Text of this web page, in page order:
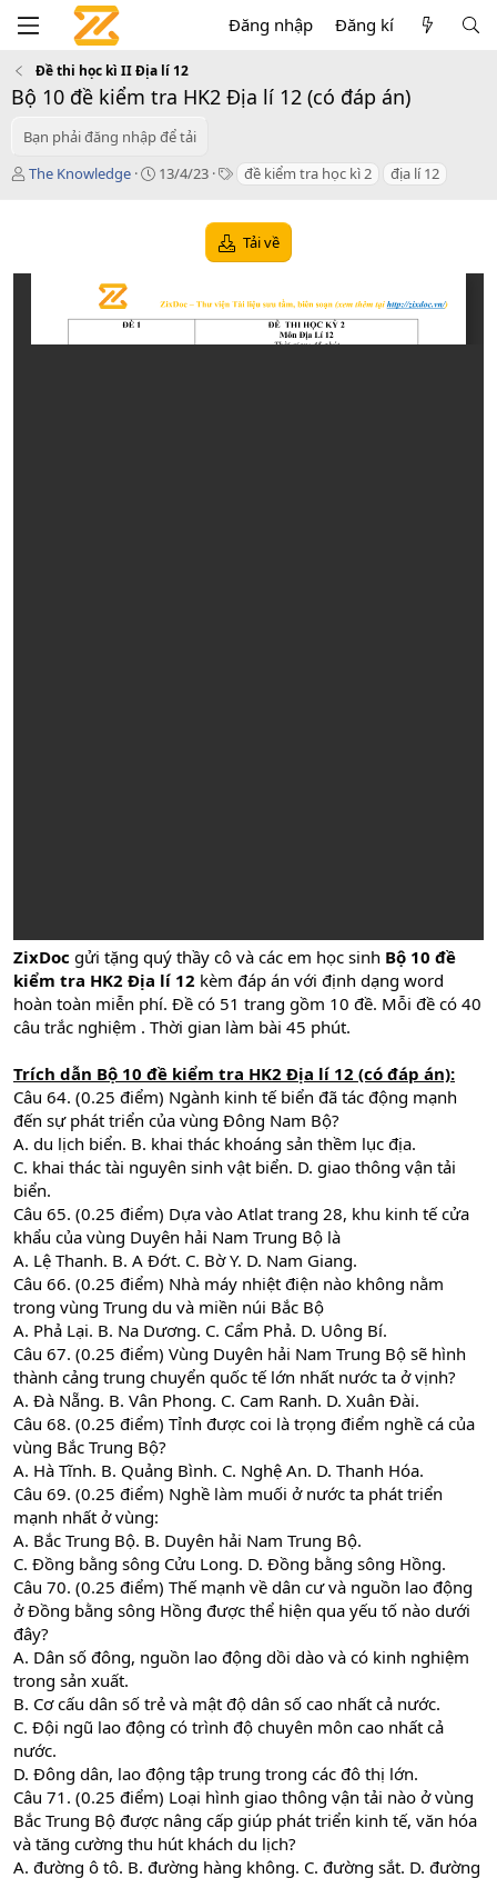
Đăng nhập Đăng kí
Đề thi học kì II Địa lí 12
Bộ 10 đề kiểm tra HK2 Địa lí 12 (có đáp án)
Bạn phải đăng nhập để tải
T
ả
The Knowledge
C
n
13/4/23
T đề kiểm tra học kì 2 địa lí 12
Tải về
ZixDoc gửi tặng quý thầy cô và các em học sinh Bộ 10 đề
kiểm tra HK2 Địa lí 12 kèm đáp án với định dạng word
hoàn toàn miễn phí. Đề có 51 trang gồm 10 đề. Mỗi đề có 40
câu trắc nghiệm . Thời gian làm bài 45 phút.
Trích dẫn Bộ 10 đề kiểm tra HK2 Địa lí 12 (có đáp án):
Câu 64. (0.25 điểm) Ngành kinh tế biển đã tác động mạnh
đến sự phát triển của vùng Đông Nam Bộ?
A. du lịch biển. B. khai thác khoáng sản thềm lục địa.
C. khai thác tài nguyên sinh vật biển. D. giao thông vận tải
biển.
Câu 65. (0.25 điểm) Dựa vào Atlat trang 28, khu kinh tế cửa
khẩu của vùng Duyên hải Nam Trung Bộ là
A. Lệ Thanh. B. A Đớt. C. Bờ Y. D. Nam Giang.
Câu 66. (0.25 điểm) Nhà máy nhiệt điện nào không nằm
trong vùng Trung du và miền núi Bắc Bộ
A. Phả Lại. B. Na Dương. C. Cẩm Phả. D. Uông Bí.
Câu 67. (0.25 điểm) Vùng Duyên hải Nam Trung Bộ sẽ hình
thành cảng trung chuyển quốc tế lớn nhất nước ta ở vịnh?
A. Đà Nẵng. B. Vân Phong. C. Cam Ranh. D. Xuân Đài.
Câu 68. (0.25 điểm) Tỉnh được coi là trọng điểm nghề cá của
vùng Bắc Trung Bộ?
A. Hà Tĩnh. B. Quảng Bình. C. Nghệ An. D. Thanh Hóa.
Câu 69. (0.25 điểm) Nghề làm muối ở nước ta phát triển
mạnh nhất ở vùng:
A. Bắc Trung Bộ. B. Duyên hải Nam Trung Bộ.
C. Đồng bằng sông Cửu Long. D. Đồng bằng sông Hồng.
Câu 70. (0.25 điểm) Thế mạnh về dân cư và nguồn lao động
ở Đồng bằng sông Hồng được thể hiện qua yếu tố nào dưới
đây?
A. Dân số đông, nguồn lao động dồi dào và có kinh nghiệm
trong sản xuất.
B. Cơ cấu dân số trẻ và mật độ dân số cao nhất cả nước.
C. Đội ngũ lao động có trình độ chuyên môn cao nhất cả
nước.
D. Đông dân, lao động tập trung trong các đô thị lớn.
Câu 71. (0.25 điểm) Loại hình giao thông vận tải nào ở vùng
Bắc Trung Bộ được nâng cấp giúp phát triển kinh tế, văn hóa
và tăng cường thu hút khách du lịch?
A. đường ô tô. B. đường hàng không. C. đường sắt. D. đường